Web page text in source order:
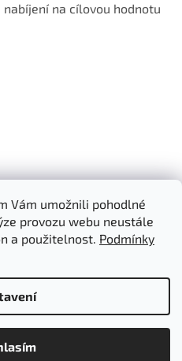
Vám umožnili pohodlné
provozu webu neustále
a použitelnost. Podmínky
nabíjení na cílovou hodnotu
cookies